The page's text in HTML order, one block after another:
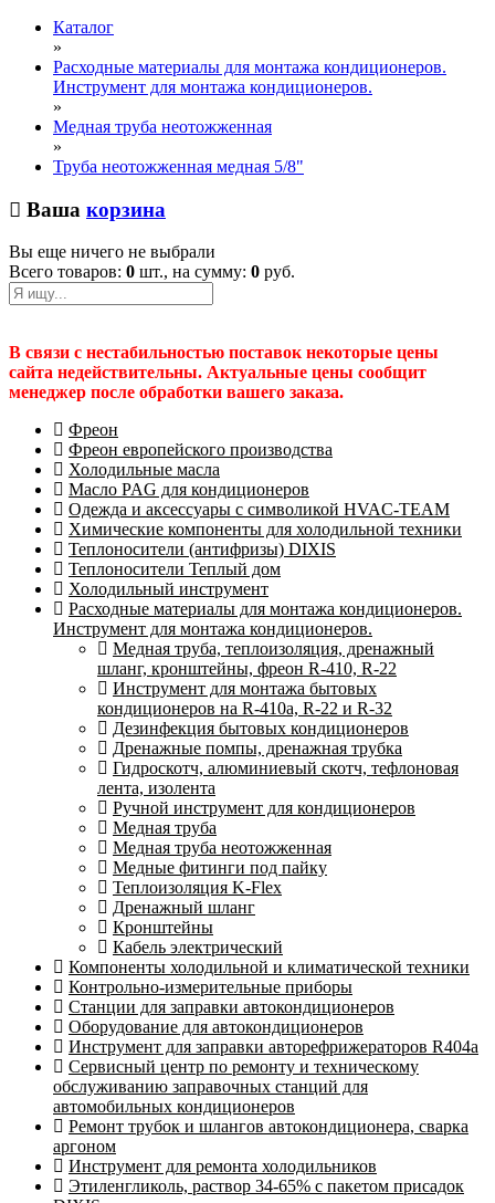
Каталог
»
Расходные материалы для монтажа кондиционеров.
Инструмент для монтажа кондиционеров.
»
Медная труба неотожженная
»
Труба неотожженная медная 5/8"
Ваша корзина
Вы еще ничего не выбрали
Всего товаров: 0 шт., на сумму: 0 руб.
В связи с нестабильностью поставок некоторые цены
сайта недействительны. Актуальные цены сообщит
менеджер после обработки вашего заказа.
Фреон
Фреон европейского производства
Холодильные масла
Масло PAG для кондиционеров
Одежда и аксессуары с символикой HVAC-TEAM
Химические компоненты для холодильной техники
Теплоносители (антифризы) DIXIS
Теплоносители Теплый дом
Холодильный инструмент
Расходные материалы для монтажа кондиционеров.
Инструмент для монтажа кондиционеров.
Медная труба, теплоизоляция, дренажный
шланг, кронштейны, фреон R-410, R-22
Инструмент для монтажа бытовых
кондиционеров на R-410а, R-22 и R-32
Дезинфекция бытовых кондиционеров
Дренажные помпы, дренажная трубка
Гидроскотч, алюминиевый скотч, тефлоновая
лента, изолента
Ручной инструмент для кондиционеров
Медная труба
Медная труба неотожженная
Медные фитинги под пайку
Теплоизоляция K-Flex
Дренажный шланг
Кронштейны
Кабель электрический
Компоненты холодильной и климатической техники
Контрольно-измерительные приборы
Станции для заправки автокондиционеров
Оборудование для автокондиционеров
Инструмент для заправки авторефрижераторов R404a
Сервисный центр по ремонту и техническому
обслуживанию заправочных станций для
автомобильных кондиционеров
Ремонт трубок и шлангов автокондиционера, сварка
аргоном
Инструмент для ремонта холодильников
Этиленгликоль, раствор 34-65% с пакетом присадок